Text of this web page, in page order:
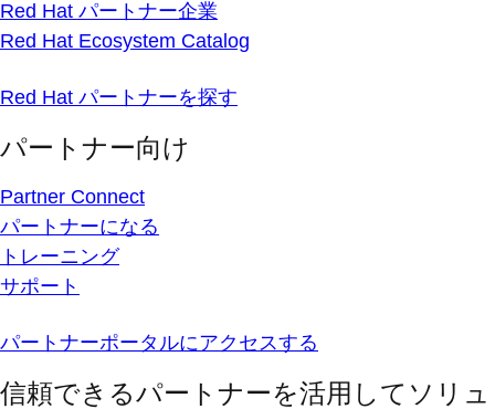
Red Hat パートナー企業
Red Hat Ecosystem Catalog
Red Hat パートナーを探す
パートナー向け
Partner Connect
パートナーになる
トレーニング
サポート
パートナーポータルにアクセスする
信頼できるパートナーを活用してソリュ